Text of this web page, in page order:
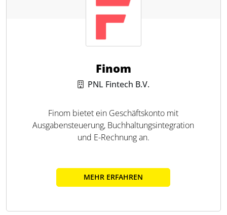
Finom
PNL Fintech B.V.
Finom bietet ein Geschäftskonto mit
Ausgabensteuerung, Buchhaltungsintegration
und E-Rechnung an.
MEHR ERFAHREN